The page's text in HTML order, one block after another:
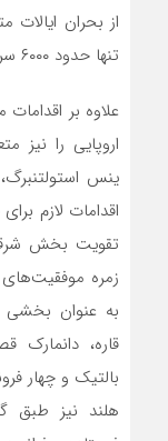
تنها حدود ۶۰۰۰ سرباز در اروپای شرقی مستقر هستند.
علاوه بر
اروپایی را نیز
ینس
اقدامات لازم
تقویت بخش شرقی
زمره موفقیت­‌های
به عنوان بخشی
قاره، دانمارک